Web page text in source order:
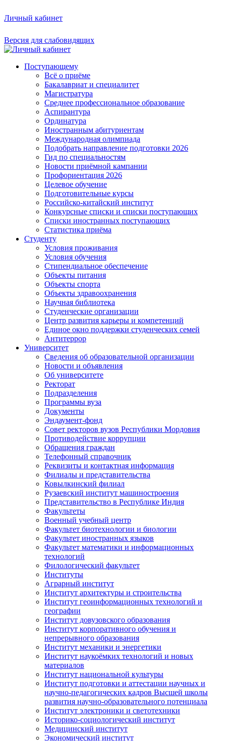
Личный кабинет
Версия для слабовидящих
Поступающему
Всё о приёме
Бакалавриат и специалитет
Магистратура
Среднее профессиональное образование
Аспирантура
Ординатура
Иностранным абитуриентам
Международная олимпиада
Подобрать направление подготовки 2026
Гид по специальностям
Новости приёмной кампании
Профориентация 2026
Целевое обучение
Подготовительные курсы
Российско-китайский институт
Конкурсные списки и списки поступающих
Списки иностранных поступающих
Статистика приёма
Студенту
Условия проживания
Условия обучения
Стипендиальное обеспечение
Объекты питания
Объекты спорта
Объекты здравоохранения
Научная библиотека
Студенческие организации
Центр развития карьеры и компетенций
Единое окно поддержки студенческих семей
Антитеррор
Университет
Сведения об образовательной организации
Новости и объявления
Об университете
Ректорат
Подразделения
Программы вуза
Документы
Эндаумент-фонд
Совет ректоров вузов Республики Мордовия
Противодействие коррупции
Обращения граждан
Телефонный справочник
Реквизиты и контактная информация
Филиалы и представительства
Ковылкинский филиал
Рузаевский институт машиностроения
Представительство в Республике Индия
Факультеты
Военный учебный центр
Факультет биотехнологии и биологии
Факультет иностранных языков
Факультет математики и информационных
технологий
Филологический факультет
Институты
Аграрный институт
Институт архитектуры и строительства
Институт геоинформационных технологий и
географии
Институт довузовского образования
Институт корпоративного обучения и
непрерывного образования
Институт механики и энергетики
Институт наукоёмких технологий и новых
материалов
Институт национальной культуры
Институт подготовки и аттестации научных и
научно-педагогических кадров Высшей школы
развития научно-образовательного потенциала
Институт электроники и светотехники
Историко-социологический институт
Медицинский институт
Экономический институт